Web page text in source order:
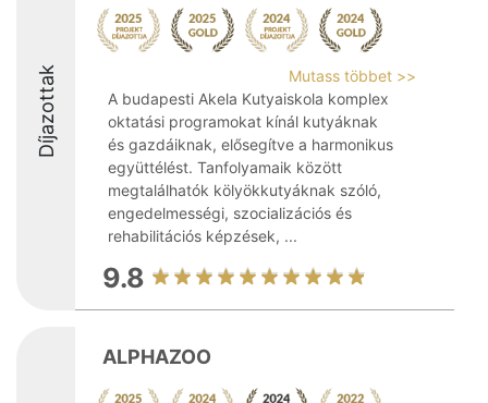
Díjazottak
Mutass többet >>
A budapesti Akela Kutyaiskola komplex
oktatási programokat kínál kutyáknak
és gazdáiknak, elősegítve a harmonikus
együttélést. Tanfolyamaik között
megtalálhatók kölyökkutyáknak szóló,
engedelmességi, szocializációs és
rehabilitációs képzések, ...
9.8
ALPHAZOO